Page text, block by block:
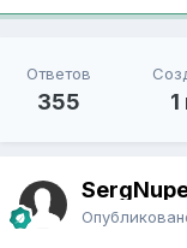
Ответов
355 1